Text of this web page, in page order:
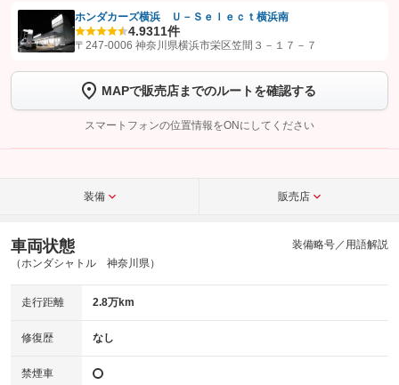
【STEP1】認証画面でグーネットを友だち追加してから「許可する」ボタンを押
トーク画面で
ボタンをタップして問い合わせを
完了してください。
こちら
ホンダカーズ横浜 Ｕ－Ｓｅｌｅｃｔ横浜南
4.9311件
〒247-0006 神奈川県横浜市栄区笠間３－１７－７
MAPで販売店までのルートを確認する
スマートフォンの位置情報をONにしてください
装備 販売店
車両状態
（ホンダシャトル 神奈川県）
装備略号／用語解説
走行距離 2.8万km
修復歴 なし
禁煙車